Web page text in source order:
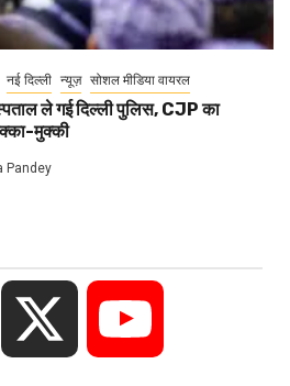
नई दिल्ली न्यूज़ सोशल मीडिया वायरल
ले गई दिल्ली पुलिस, CJP का
मुक्की
Pandey
Instagram